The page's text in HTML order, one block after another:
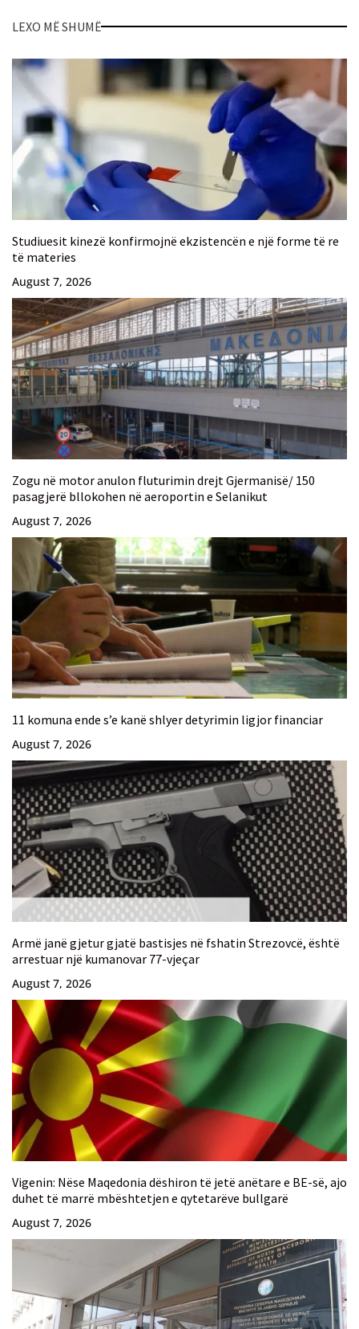
LEXO MË SHUMË
Studiuesit kinezë konfirmojnë ekzistencën e një forme të re
të materies
August 7, 2026
Zogu në motor anulon fluturimin drejt Gjermanisë/ 150
pasagjerë bllokohen në aeroportin e Selanikut
August 7, 2026
11 komuna ende s’e kanë shlyer detyrimin ligjor financiar
August 7, 2026
Armë janë gjetur gjatë bastisjes në fshatin Strezovcë, është
arrestuar një kumanovar 77-vjeçar
August 7, 2026
Vigenin: Nëse Maqedonia dëshiron të jetë anëtare e BE-së, ajo
duhet të marrë mbështetjen e qytetarëve bullgarë
August 7, 2026